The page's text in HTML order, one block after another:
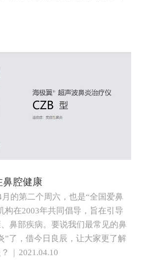
腔健康
的第二个周六，也是“全国爱鼻
构在2003年共同倡导，旨在引导
鼻部疾病。要说我们最常见的鼻
”了，借今日良辰，让大家更了解
| 2021.04.10